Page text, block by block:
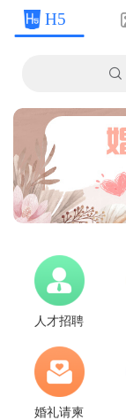
H5

人才招聘
婚礼请柬